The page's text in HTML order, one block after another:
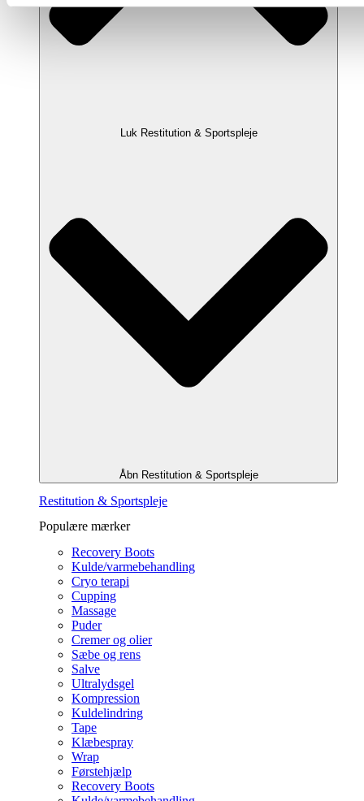
Luk Restitution & Sportspleje
Åbn Restitution & Sportspleje
Restitution & Sportspleje
Populære mærker
Recovery Boots
Kulde/varmebehandling
Cryo terapi
Cupping
Massage
Puder
Cremer og olier
Sæbe og rens
Salve
Ultralydsgel
Kompression
Kuldelindring
Tape
Klæbespray
Wrap
Førstehjælp
Recovery Boots